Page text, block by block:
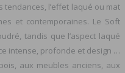
tendances, l’effet laqué ou mat
et contemporaines. Le Soft
tandis que l’aspect laqué
intense, profonde et design …
aux meubles anciens, aux